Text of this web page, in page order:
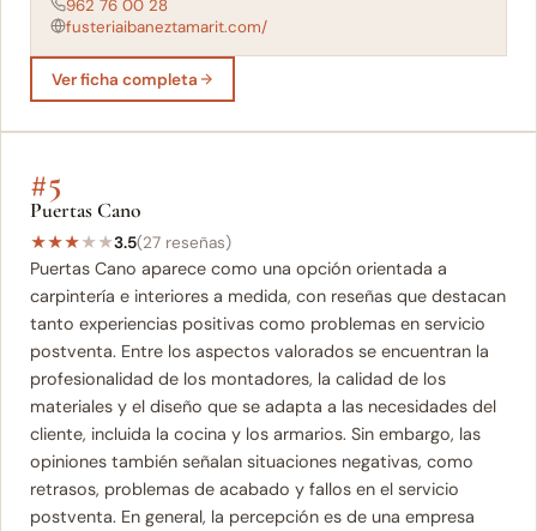
962 76 00 28
fusteriaibaneztamarit.com/
Ver ficha completa
#5
Puertas Cano
★★★★★3.5(27 reseñas)
Puertas Cano aparece como una opción orientada a
carpintería e interiores a medida, con reseñas que destacan
tanto experiencias positivas como problemas en servicio
postventa. Entre los aspectos valorados se encuentran la
profesionalidad de los montadores, la calidad de los
materiales y el diseño que se adapta a las necesidades del
cliente, incluida la cocina y los armarios. Sin embargo, las
opiniones también señalan situaciones negativas, como
retrasos, problemas de acabado y fallos en el servicio
postventa. En general, la percepción es de una empresa